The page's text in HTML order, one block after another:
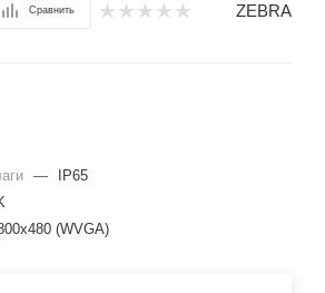
Сравнить ZEBRA
—
IP65
(WVGA)